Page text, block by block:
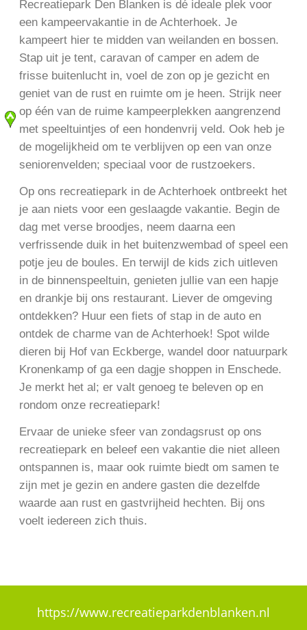
Recreatiepark Den Blanken is dé ideale plek voor
een kampeervakantie in de Achterhoek. Je
kampeert hier te midden van weilanden en bossen.
Stap uit je tent, caravan of camper en adem de
frisse buitenlucht in, voel de zon op je gezicht en
geniet van de rust en ruimte om je heen. Strijk neer
op één van de ruime kampeerplekken aangrenzend
met speeltuintjes of een hondenvrij veld. Ook heb je
de mogelijkheid om te verblijven op een van onze
seniorenvelden; speciaal voor de rustzoekers.
Op ons recreatiepark in de Achterhoek ontbreekt het
je aan niets voor een geslaagde vakantie. Begin de
dag met verse broodjes, neem daarna een
verfrissende duik in het buitenzwembad of speel een
potje jeu de boules. En terwijl de kids zich uitleven
in de binnenspeeltuin, genieten jullie van een hapje
en drankje bij ons restaurant. Liever de omgeving
ontdekken? Huur een fiets of stap in de auto en
ontdek de charme van de Achterhoek! Spot wilde
dieren bij Hof van Eckberge, wandel door natuurpark
Kronenkamp of ga een dagje shoppen in Enschede.
Je merkt het al; er valt genoeg te beleven op en
rondom onze recreatiepark!
Ervaar de unieke sfeer van zondagsrust op ons
recreatiepark en beleef een vakantie die niet alleen
ontspannen is, maar ook ruimte biedt om samen te
zijn met je gezin en andere gasten die dezelfde
waarde aan rust en gastvrijheid hechten. Bij ons
voelt iedereen zich thuis.
https://www.recreatieparkdenblanken.nl